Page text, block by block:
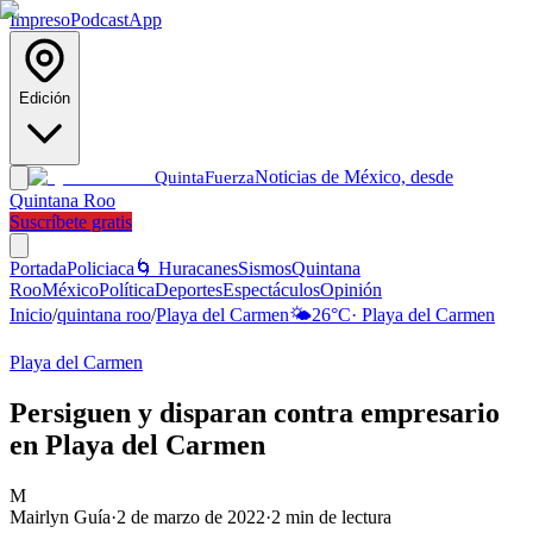
ImpresoPodcastApp
Edición
QuintaFuerzaNoticias de México, desde
Quintana Roo
Suscríbete gratis
PortadaPoliciaca 🌀 HuracanesSismosQuintana
RooMéxicoPolíticaDeportesEspectáculosOpinión
Inicio/quintana roo/Playa del Carmen🌤️26°C· Playa del Carmen
Playa del Carmen
Persiguen y disparan contra empresario
en Playa del Carmen
M
Mairlyn Guía·2 de marzo de 2022·2 min de lectura